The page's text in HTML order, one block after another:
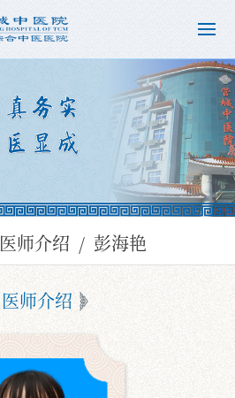
医师介绍 彭海艳
医师介绍